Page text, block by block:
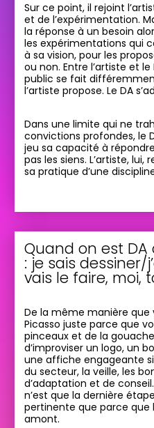
Sur ce point, il rejoint
et de l’expérimentation.
la réponse à un besoin
les expérimentations qui
à sa vision, pour les
ou non. Entre l’artiste et
public se fait
l’artiste propose. Le DA
Dans une limite qui ne
convictions profondes, le
jeu sa capacité à
pas les siens. L’artiste,
sa pratique d’une
Quand on est
: je sais dessiner/
vais le faire, moi,
De la même manière que
Picasso juste parce que
pinceaux et de la
d’improviser un logo, un
une affiche engageante si
du secteur, la veille, les
d’adaptation et de
n’est que la dernière
pertinente que parce que
amont.